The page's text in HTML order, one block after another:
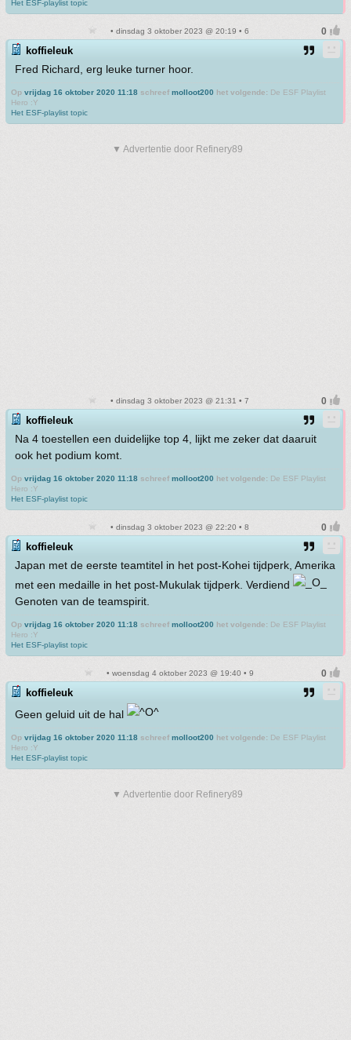
Het ESF-playlist topic
• dinsdag 3 oktober 2023 @ 20:19 • 6
koffieleuk
Fred Richard, erg leuke turner hoor.
Op vrijdag 16 oktober 2020 11:18 schreef molloot200 het volgende: De ESF Playlist
Hero :Y
Het ESF-playlist topic
▼ Advertentie door Refinery89
• dinsdag 3 oktober 2023 @ 21:31 • 7
koffieleuk
Na 4 toestellen een duidelijke top 4, lijkt me zeker dat daaruit
ook het podium komt.
Op vrijdag 16 oktober 2020 11:18 schreef molloot200 het volgende: De ESF Playlist
Hero :Y
Het ESF-playlist topic
• dinsdag 3 oktober 2023 @ 22:20 • 8
koffieleuk
Japan met de eerste teamtitel in het post-Kohei tijdperk, Amerika
met een medaille in het post-Mukulak tijdperk. Verdiend
Genoten van de teamspirit.
Op vrijdag 16 oktober 2020 11:18 schreef molloot200 het volgende: De ESF Playlist
Hero :Y
Het ESF-playlist topic
• woensdag 4 oktober 2023 @ 19:40 • 9
koffieleuk
Geen geluid uit de hal
Op vrijdag 16 oktober 2020 11:18 schreef molloot200 het volgende: De ESF Playlist
Hero :Y
Het ESF-playlist topic
▼ Advertentie door Refinery89